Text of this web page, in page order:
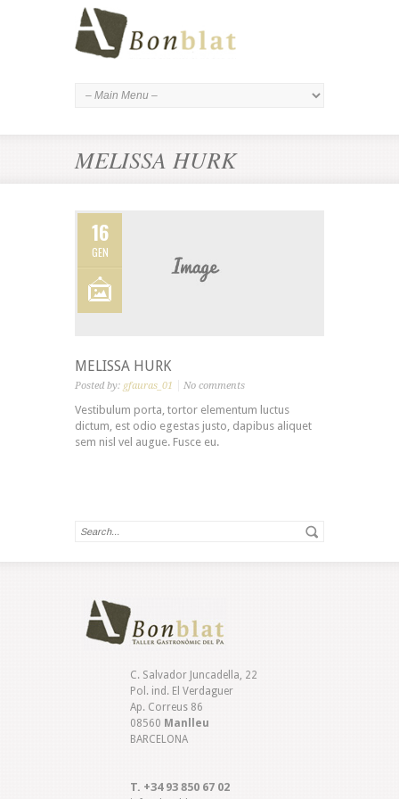
MELISSA HURK
16
GEN
MELISSA HURK
Posted by: gfauras_01 No comments
Vestibulum porta, tortor elementum luctus
dictum, est odio egestas justo, dapibus aliquet
sem nisl vel augue. Fusce eu.
C. Salvador Juncadella, 22
Pol. ind. El Verdaguer
Ap. Correus 86
08560 Manlleu
BARCELONA
T. +34 93 850 67 02